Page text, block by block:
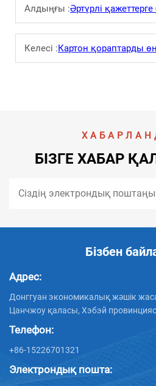
Алдыңғы :Әртүрлі қажеттерге бейімделген
Келесі :Картон қораптарды өндіру жабдықтарымен
БІЗГЕ ХАБАР
Бізбен
Адрес:
Донггуан экономикалық жәшік
Цанчжоу қаласы, Хэбэй
Телефон:
+86-15226701321
Электрондық пошта: